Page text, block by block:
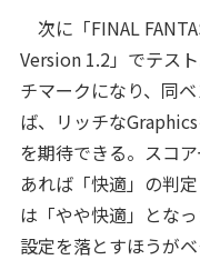
次に「FINAL
Version 1.2」でテス
チマークになり、同
ば、リッチな
を期待できる。スコ
あれば「快適」の判
は「やや快適」とな
設定を落とすほうがベ